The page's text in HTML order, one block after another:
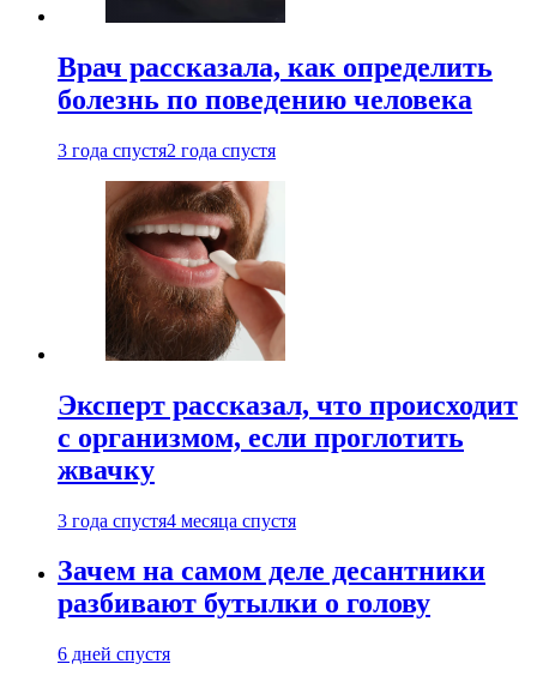
Врач рассказала, как определить
болезнь по поведению человека
3 года спустя2 года спустя
Эксперт рассказал, что происходит
с организмом, если проглотить
жвачку
3 года спустя4 месяца спустя
Зачем на самом деле десантники
разбивают бутылки о голову
6 дней спустя